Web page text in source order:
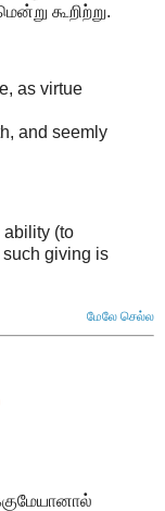
கூறிற்று.
as virtue
and seemly
ability (to
giving is
மேலே செல்ல